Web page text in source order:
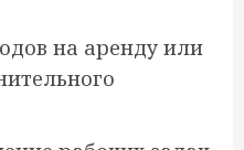
на аренду или